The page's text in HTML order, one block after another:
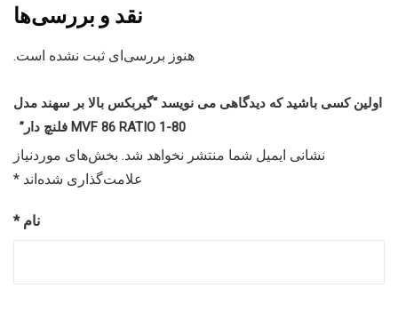
نقد و بررسی‌ها
هنوز بررسی‌ای ثبت نشده است.
اولین کسی باشید که دیدگاهی می نویسد “گیربکس بالا بر سهند مدل
MVF 86 RATIO 1-80 فلنچ دار”
نشانی ایمیل شما منتشر نخواهد شد. بخش‌های موردنیاز
علامت‌گذاری شده‌اند *
نام*